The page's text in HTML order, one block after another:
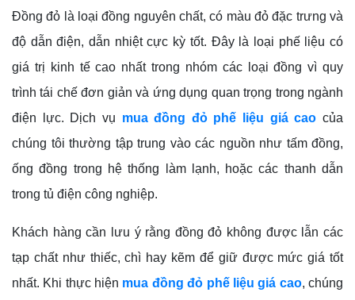
Đồng đỏ là loại đồng nguyên chất, có màu đỏ đặc trưng và
độ dẫn điện, dẫn nhiệt cực kỳ tốt. Đây là loại phế liệu có
giá trị kinh tế cao nhất trong nhóm các loại đồng vì quy
trình tái chế đơn giản và ứng dụng quan trọng trong ngành
điện lực. Dịch vụ mua đồng đỏ phế liệu giá cao của
chúng tôi thường tập trung vào các nguồn như tấm đồng,
ống đồng trong hệ thống làm lạnh, hoặc các thanh dẫn
trong tủ điện công nghiệp.
Khách hàng cần lưu ý rằng đồng đỏ không được lẫn các
tạp chất như thiếc, chì hay kẽm để giữ được mức giá tốt
nhất. Khi thực hiện mua đồng đỏ phế liệu giá cao, chúng